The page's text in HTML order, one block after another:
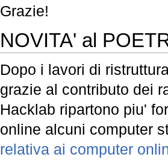
Grazie!
NOVITA' al
Dopo i lavori di
grazie al contributo dei
Hacklab ripartono piu'
online alcuni computer
relativa ai computer